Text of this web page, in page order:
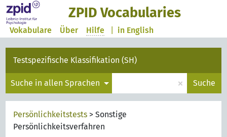
ZPID Vocabularies
in English
Vokabulare Über Hilfe
Testspezifische Klassifikation (SH)
Suche in allen Sprachen × Suche
Persönlichkeitstests >Sonstige
Persönlichkeitsverfahren